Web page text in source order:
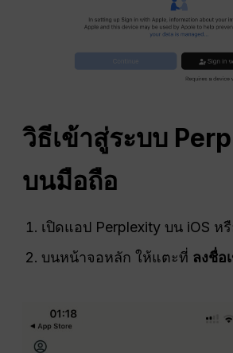
วิธีเข้าสู่ระบบ
บนมือถือ
เปิดแอป Perplexity บน iOS ห
บนหน้าจอหลัก ให้แตะที่ ลงชื่อ